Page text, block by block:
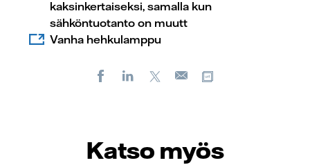
kaksinkertaiseksi, samalla kun
sähköntuotanto on muutt
Vanha hehkulamppu
FacebookLinkedIn
Sähköposti
Katso myös